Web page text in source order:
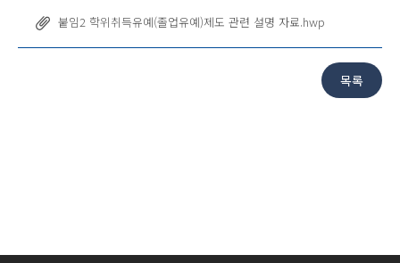
붙임2 학위취득유예(졸업유예)제도 관련 설명 자료.hwp